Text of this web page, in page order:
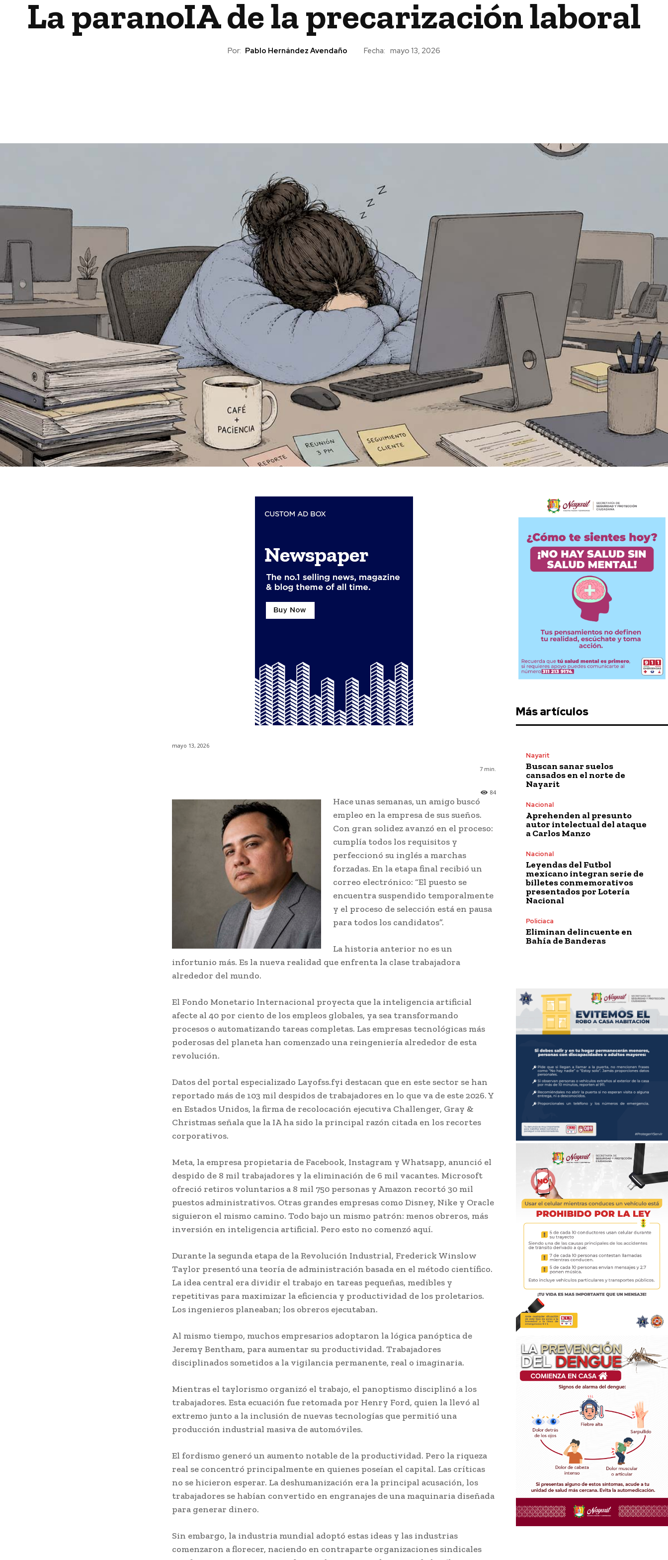
La paranoIA de la precarización laboral
Por: Pablo Hernández Avendaño Fecha: mayo 13, 2026
mayo 13, 2026
7 min.
84
Hace unas semanas, un amigo buscó
empleo en la empresa de sus sueños.
Con gran solidez avanzó en el proceso:
cumplía todos los requisitos y
perfeccionó su inglés a marchas
forzadas. En la etapa final recibió un
correo electrónico: “El puesto se
encuentra suspendido temporalmente
y el proceso de selección está en pausa
para todos los candidatos”.
La historia anterior no es un
infortunio más. Es la nueva realidad que enfrenta la clase trabajadora
alrededor del mundo.
El Fondo Monetario Internacional proyecta que la inteligencia artificial
afecte al 40 por ciento de los empleos globales, ya sea transformando
procesos o automatizando tareas completas. Las empresas tecnológicas más
poderosas del planeta han comenzado una reingeniería alrededor de esta
revolución.
Datos del portal especializado Layofss.fyi destacan que en este sector se han
reportado más de 103 mil despidos de trabajadores en lo que va de este 2026. Y
en Estados Unidos, la firma de recolocación ejecutiva Challenger, Gray &
Christmas señala que la IA ha sido la principal razón citada en los recortes
corporativos.
Meta, la empresa propietaria de Facebook, Instagram y Whatsapp, anunció el
despido de 8 mil trabajadores y la eliminación de 6 mil vacantes. Microsoft
ofreció retiros voluntarios a 8 mil 750 personas y Amazon recortó 30 mil
puestos administrativos. Otras grandes empresas como Disney, Nike y Oracle
siguieron el mismo camino. Todo bajo un mismo patrón: menos obreros, más
inversión en inteligencia artificial. Pero esto no comenzó aquí.
Durante la segunda etapa de la Revolución Industrial, Frederick Winslow
Taylor presentó una teoría de administración basada en el método científico.
La idea central era dividir el trabajo en tareas pequeñas, medibles y
repetitivas para maximizar la eficiencia y productividad de los proletarios.
Los ingenieros planeaban; los obreros ejecutaban.
Al mismo tiempo, muchos empresarios adoptaron la lógica panóptica de
Jeremy Bentham, para aumentar su productividad. Trabajadores
disciplinados sometidos a la vigilancia permanente, real o imaginaria.
Mientras el taylorismo organizó el trabajo, el panoptismo disciplinó a los
trabajadores. Esta ecuación fue retomada por Henry Ford, quien la llevó al
extremo junto a la inclusión de nuevas tecnologías que permitió una
producción industrial masiva de automóviles.
El fordismo generó un aumento notable de la productividad. Pero la riqueza
real se concentró principalmente en quienes poseían el capital. Las críticas
no se hicieron esperar. La deshumanización era la principal acusación, los
trabajadores se habían convertido en engranajes de una maquinaria diseñada
para generar dinero.
Sin embargo, la industria mundial adoptó estas ideas y las industrias
comenzaron a florecer, naciendo en contraparte organizaciones sindicales
Más artículos
Nayarit
Buscan sanar suelos
cansados en el norte de
Nayarit
Nacional
Aprehenden al presunto
autor intelectual del ataque
a Carlos Manzo
Nacional
Leyendas del Futbol
mexicano integran serie de
billetes conmemorativos
presentados por Lotería
Nacional
Policiaca
Eliminan delincuente en
Bahía de Banderas